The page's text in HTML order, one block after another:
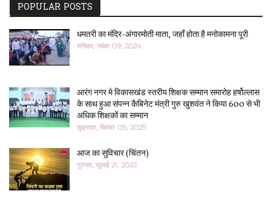
POPULAR POSTS
धमतरी का मंदिर-अंगारमोती माता, जहाँ होता है मनोकामना पूरी
शनिवार, नवंबर 09, 2024
आरंग नगर मे विकासखंड स्तरीय शिक्षक सम्मान समारोह हर्षोल्लास
के साथ हुआ संपन्न कैबिनेट मंत्री गुरु खुशवंत ने किया 600 से भी
अधिक शिक्षकों का सम्मान
शुक्रवार, सितंबर 05, 2025
आज का सुविचार (चिंतन)
गुरुवार, जुलाई 21, 2022